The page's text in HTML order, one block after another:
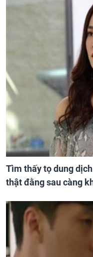
Tìm thấy tọ dung
thật đằng sau càng